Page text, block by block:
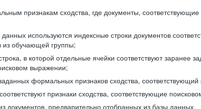
признакам сходства, где документы,
используются индексные строки документов
из обучающей группы;
в которой отдельные ячейки соответствуют заранее
выражении;
формальных признаков сходства,
признаки сходства, соответствующие
предварительно отобранных из базы данных.